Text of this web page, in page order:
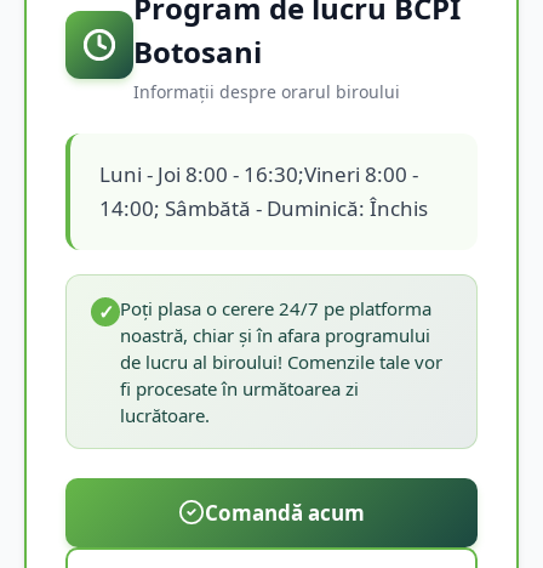
Botosani
Informații despre orarul biroului
Luni - Joi 8:00 - 16:30;Vineri 8:00 -
14:00; Sâmbătă - Duminică: Închis
✓ Poți plasa o cerere 24/7 pe platforma
noastră, chiar și în afara programului
de lucru al biroului! Comenzile tale vor
fi procesate în următoarea zi
lucrătoare.
Comandă acum